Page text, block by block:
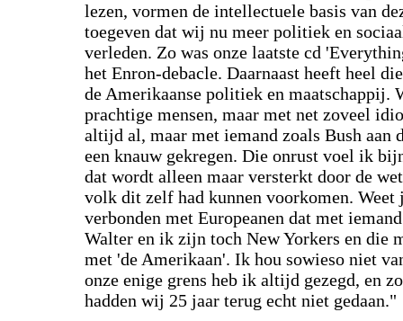
lezen, vormen de intellectuele basis van
toegeven dat wij nu meer politiek en
verleden. Zo was onze laatste cd
het Enron-debacle. Daarnaast heeft heel
de Amerikaanse politiek en maatschappij.
prachtige mensen, maar met net zoveel
altijd al, maar met iemand zoals Bush aan
een knauw gekregen. Die onrust voel ik
dat wordt alleen maar versterkt door de
volk dit zelf had kunnen voorkomen.
verbonden met Europeanen dat met
Walter en ik zijn toch New Yorkers en die
met 'de Amerikaan'. Ik hou sowieso niet
onze enige grens heb ik altijd gezegd, en
hadden wij 25 jaar terug echt niet gedaan."